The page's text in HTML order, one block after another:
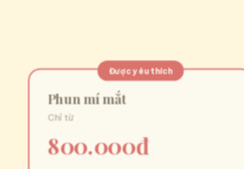
Được yêu thích
Phun mí mắt
Chỉ từ
800.000đ